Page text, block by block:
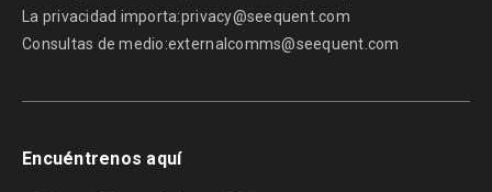
La privacidad importa:privacy@seequent.com
Consultas de medio:externalcomms@seequent.com
Encuéntrenos aquí